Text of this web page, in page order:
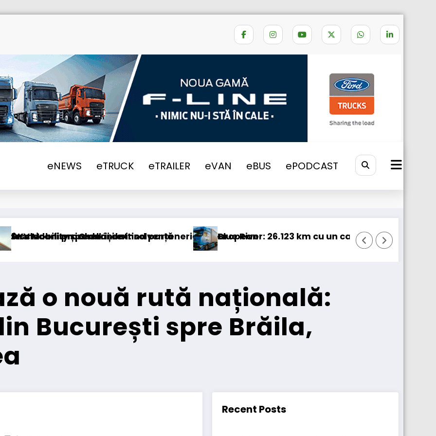
eNEWS eTRUCK eTRAILER eVAN eBUS ePODCAST
eNEWS
2025
o nouă rută națională: curse zilnice din București spre Brăila, Galați și Tulcea
european
Blue River: 26.123 km cu un camion 100% electric în transport internațional
Proiectul Revoy prinde contur
o nouă rută națională:
București spre Brăila,
Recent Posts